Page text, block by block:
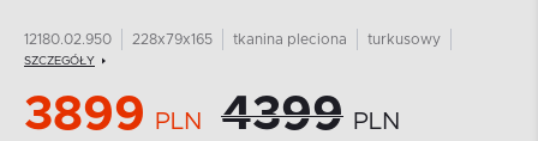
12180.02.950 228x79x165 tkanina pleciona turkusowy
SZCZEGÓŁY
3899 PLN 4399 PLN